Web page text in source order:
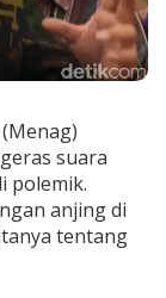
suara
polemik.
anjing di
tentang